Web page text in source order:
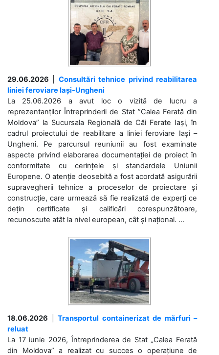
29.06.2026
Consultări tehnice privind reabilitarea
liniei feroviare Iași-Ungheni
La 25.06.2026 a avut loc o vizită de lucru a
reprezentanților Întreprinderii de Stat ”Calea Ferată din
Moldova” la Sucursala Regională de Căi Ferate Iași, în
cadrul proiectului de reabilitare a liniei feroviare Iași –
Ungheni. Pe parcursul reuniunii au fost examinate
aspecte privind elaborarea documentației de proiect în
conformitate cu cerințele și standardele Uniunii
Europene. O atenție deosebită a fost acordată asigurării
supravegherii tehnice a proceselor de proiectare și
construcție, care urmează să fie realizată de experți ce
dețin certificate și calificări corespunzătoare,
recunoscute atât la nivel european, cât și național. ...
18.06.2026
Transportul containerizat de mărfuri –
reluat
La 17 iunie 2026, Întreprinderea de Stat „Calea Ferată
din Moldova” a realizat cu succes o operațiune de